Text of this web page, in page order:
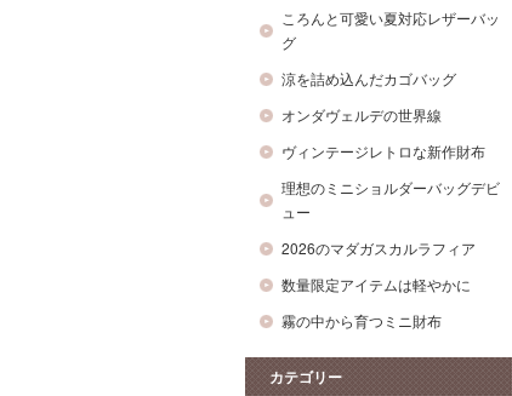
ころんと可愛い夏対応レザーバッ
グ
涼を詰め込んだカゴバッグ
オンダヴェルデの世界線
ヴィンテージレトロな新作財布
理想のミニショルダーバッグデビ
ュー
2026のマダガスカルラフィア
数量限定アイテムは軽やかに
霧の中から育つミニ財布
カテゴリー